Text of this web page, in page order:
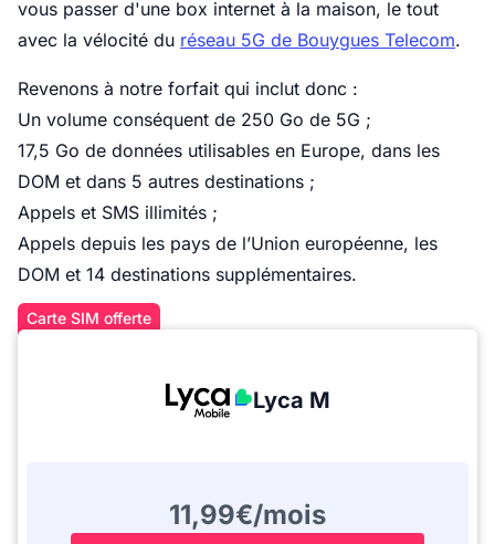
vous passer d'une box internet à la maison, le tout
avec la vélocité du réseau 5G de Bouygues Telecom.
Revenons à notre forfait qui inclut donc :
Un volume conséquent de 250 Go de 5G ;
17,5 Go de données utilisables en Europe, dans les
DOM et dans 5 autres destinations ;
Appels et SMS illimités ;
Appels depuis les pays de l’Union européenne, les
DOM et 14 destinations supplémentaires.
Carte SIM offerte
Lyca M
11,99€/mois